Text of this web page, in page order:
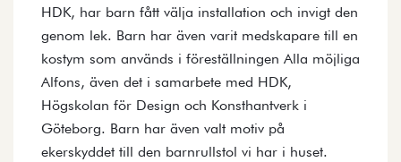
HDK, har barn fått välja installation och invigt den
genom lek. Barn har även varit medskapare till en
kostym som används i föreställningen Alla möjliga
Alfons, även det i samarbete med HDK,
Högskolan för Design och Konsthantverk i
Göteborg. Barn har även valt motiv på
ekerskyddet till den barnrullstol vi har i huset.